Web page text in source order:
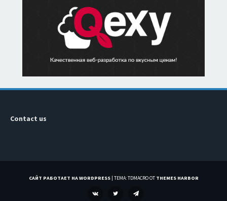
Contact us
САЙТ РАБОТАЕТ НА WORDPRESS ТЕМА: TDMACRO ОТ THEMES HARBOR
TWITTER